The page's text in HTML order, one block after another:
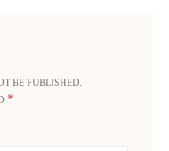
BE PUBLISHED.
*